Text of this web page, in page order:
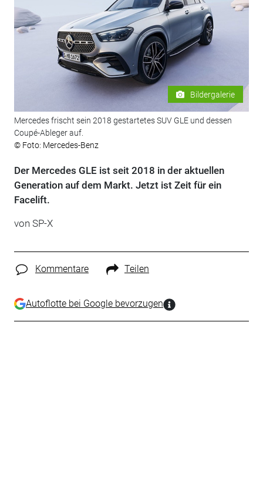
Bildergalerie
Mercedes frischt sein 2018 gestartetes SUV GLE und dessen
Coupé-Ableger auf.
© Foto: Mercedes-Benz
Der Mercedes GLE ist seit 2018 in der aktuellen
Generation auf dem Markt. Jetzt ist Zeit für ein
Facelift.
von SP-X
Kommentare Teilen
Autoflotte bei Google bevorzugen